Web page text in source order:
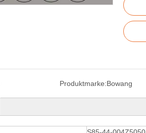
Produktmarke:Bowang